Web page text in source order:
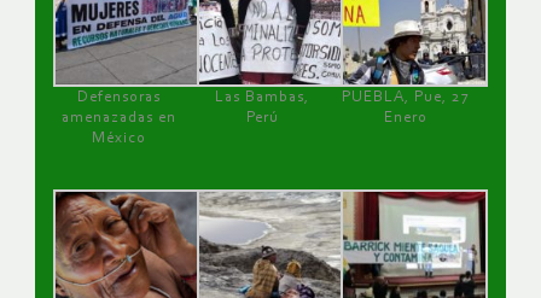
Defensoras
amenazadas en
México
Las Bambas,
Perú
PUEBLA, Pue, 27
Enero